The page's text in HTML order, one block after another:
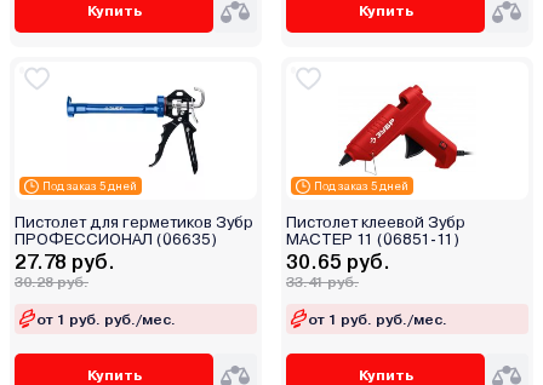
Купить Купить
Под заказ 5 дней
Пистолет для герметиков Зубр
ПРОФЕССИОНАЛ (06635)
27.78 руб.
30.28 руб.
от 1 руб. руб./мес.
Купить
Под заказ 5 дней
Пистолет клеевой Зубр
МАСТЕР 11 (06851-11)
30.65 руб.
33.41 руб.
от 1 руб. руб./мес.
Купить